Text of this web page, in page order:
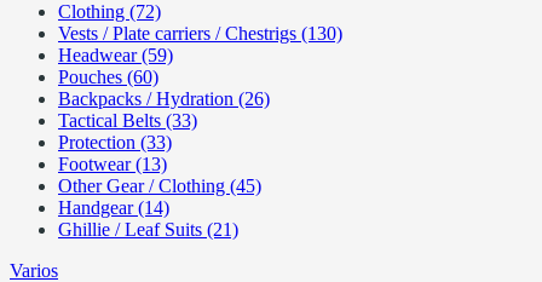
Clothing (72)
Vests / Plate carriers / Chestrigs (130)
Headwear (59)
Pouches (60)
Backpacks / Hydration (26)
Tactical Belts (33)
Protection (33)
Footwear (13)
Other Gear / Clothing (45)
Handgear (14)
Ghillie / Leaf Suits (21)
Varios